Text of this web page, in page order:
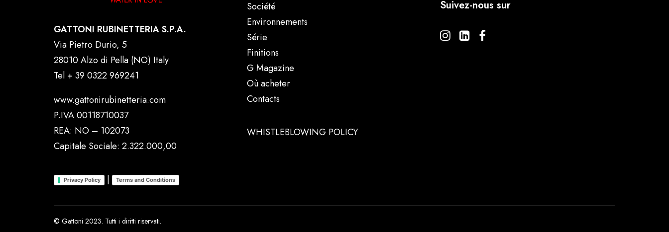
GATTONI RUBINETTERIA S.P.A.
Via Pietro Durio, 5
28010 Alzo di Pella (NO) Italy
Tel + 39 0322 969241
www.gattonirubinetteria.com
P.IVA 00118710037
REA: NO – 102073
Capitale Sociale: 2.322.000,00
Privacy Policy | Terms and Conditions
Société
Environnements
Série
Finitions
G Magazine
Où acheter
Contacts
WHISTLEBLOWING POLICY
Suivez-nous sur
© Gattoni 2023. Tutti i diritti riservati.